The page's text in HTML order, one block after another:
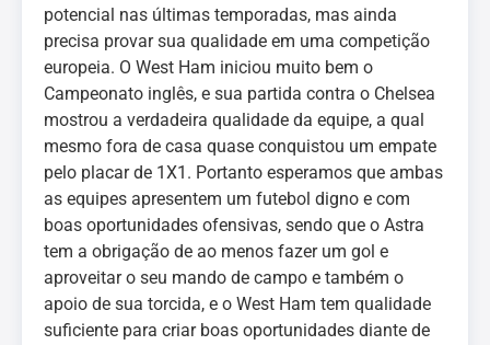
potencial nas últimas temporadas, mas ainda
precisa provar sua qualidade em uma competição
europeia. O West Ham iniciou muito bem o
Campeonato inglês, e sua partida contra o Chelsea
mostrou a verdadeira qualidade da equipe, a qual
mesmo fora de casa quase conquistou um empate
pelo placar de 1X1. Portanto esperamos que ambas
as equipes apresentem um futebol digno e com
boas oportunidades ofensivas, sendo que o Astra
tem a obrigação de ao menos fazer um gol e
aproveitar o seu mando de campo e também o
apoio de sua torcida, e o West Ham tem qualidade
suficiente para criar boas oportunidades diante de